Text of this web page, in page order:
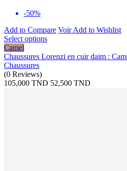
-50%
Add to Compare VoirAdd to Wishlist
Select options
Camel
Chaussures Lorenzi en cuir daim :
Chaussures
(0 Reviews)
105,000 TND 52,500 TND